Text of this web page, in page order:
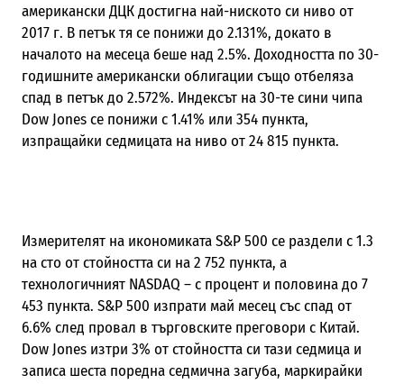
американски ДЦК достигна най-ниското си ниво от
2017 г. В петък тя се понижи до 2.131%, докато в
началото на месеца беше над 2.5%. Доходността по 30-
годишните американски облигации също отбеляза
спад в петък до 2.572%. Индексът на 30-те сини чипа
Dow Jones се понижи с 1.41% или 354 пункта,
изпращайки седмицата на ниво от 24815 пункта.
Измерителят на икономиката S&P 500 се раздели с 1.3
на сто от стойността си на 2 752 пункта, а
технологичниятNASDAQ – с процент и половина до 7
453 пункта. S&P 500 изпрати май месец със спад от
6.6% след провал в търговските преговори с Китай.
Dow Jones изтри 3% от стойността си тази седмица и
записа шеста поредна седмична загуба, маркирайки